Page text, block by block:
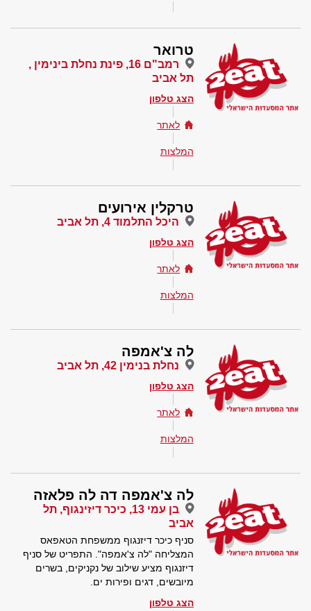
טרואר
רמב"ם 16, פינת נחלת בינימין ,
תל אביב
הצג טלפון
לאתר
המלצות
טרקלין אירועים
היכל התלמוד 4, תל אביב
הצג טלפון
לאתר
המלצות
לה צ'אמפה
נחלת בנימין 42, תל אביב
הצג טלפון
לאתר
המלצות
לה צ'אמפה דה לה פלאזה
בן עמי 13, כיכר דיזינגוף, תל
אביב
סניף כיכר דיזנגוף ממשפחת הטאפאס
המצליחה "לה צ'אמפה". התפריט של סניף
דיזנגוף מציע שילוב של נקניקים, בשרים
מיובשים, דגים ופירות ים.
הצג טלפון